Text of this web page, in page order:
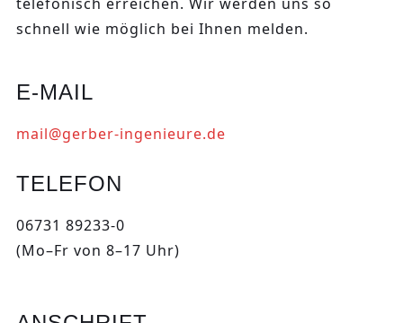
schnell wie möglich bei Ihnen melden.
E-MAIL
mail@gerber-ingenieure.de
TELEFON
06731 89233-0
(Mo–Fr von 8–17 Uhr)